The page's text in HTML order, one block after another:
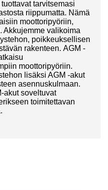
tarvitsemasi
riippumatta. Nämä
moottoripyöriin,
Akkujemme valikoima
poikkeuksellisen
rakenteen. AGM -
moottoripyöriin.
lisäksi AGM -akut
asennuskulmaan.
akut soveltuvat
toimitettavan